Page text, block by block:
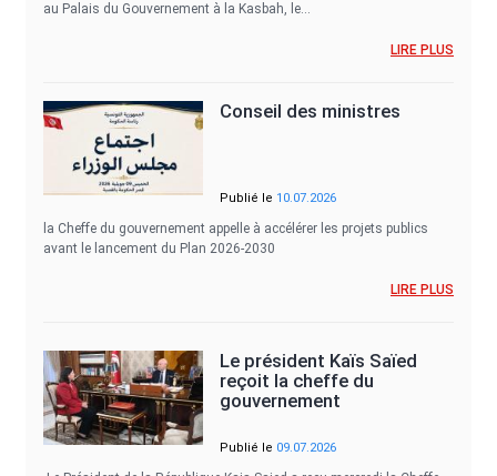
au Palais du Gouvernement à la Kasbah, le…
LIRE PLUS
Conseil des ministres
Publié le 10.07.2026
la Cheffe du gouvernement appelle à accélérer les projets publics
avant le lancement du Plan 2026-2030
LIRE PLUS
Le président Kaïs Saïed
reçoit la cheffe du
gouvernement
Publié le 09.07.2026